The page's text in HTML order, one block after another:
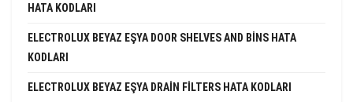
HATA KODLARI
ELECTROLUX BEYAZ EŞYA DOOR SHELVES AND BINS HATA
KODLARI
ELECTROLUX BEYAZ EŞYA DRAIN FILTERS HATA KODLARI